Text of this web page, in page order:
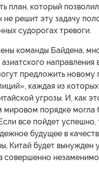
план, который
решит эту задачу
судорогах тревоги.
команды Байдена,
направления
предложить новому
каждая из
угрозы. И, как
мировом порядке могла
все пойдет
будущее в
Китай будет вынужден
совершенно